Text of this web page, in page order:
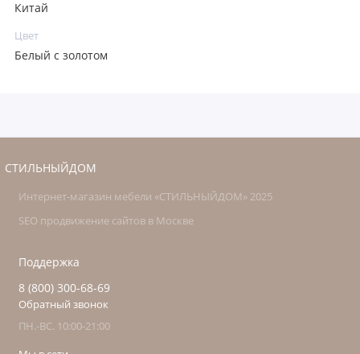
Китай
Цвет
Белый с золотом
СТИЛЬНЫЙДОМ
Интернет-магазин мебели «СТИЛЬНЫЙДОМ» 2025
SEO продвижение сайтов в Москве
Поддержка
8 (800) 300-68-69
Обратный звонок
ПН.-ВС. 10:00-21:00